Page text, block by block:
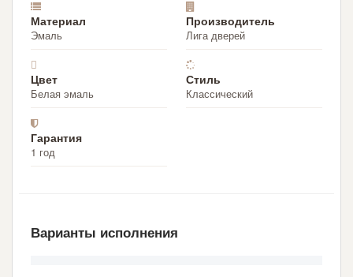
Материал
Эмаль
Производитель
Лига дверей
Цвет
Белая эмаль
Стиль
Классический
Гарантия
1 год
Варианты исполнения